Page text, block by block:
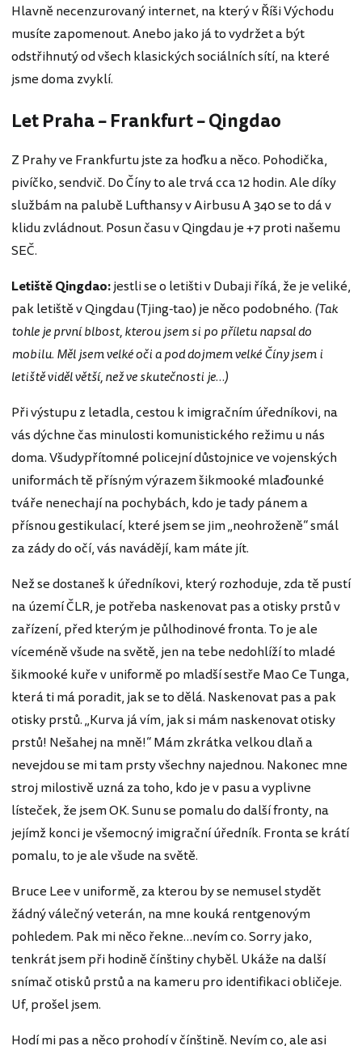
Hlavně necenzurovaný internet, na který v Říši Východu
musíte zapomenout. Anebo jako já to vydržet a být
odstřihnutý od všech klasických sociálních sítí, na které
jsme doma zvyklí.
Let Praha – Frankfurt – Qingdao
Z Prahy ve Frankfurtu jste za hoďku a něco. Pohodička,
pivíčko, sendvič. Do Číny to ale trvá cca 12 hodin. Ale díky
službám na palubě Lufthansy v Airbusu A 340 se to dá v
klidu zvládnout. Posun času v Qingdau je +7 proti našemu
SEČ.
Letiště Qingdao:jestli se o letišti v Dubaji říká, že je veliké,
pak letiště v Qingdau (Tjing-tao) je něco podobného. (Tak
tohle je první blbost, kterou jsem si po příletu napsal do
mobilu. Měl jsem velké oči a pod dojmem velké Číny jsem i
letiště viděl větší, než ve skutečnosti je…)
Při výstupu z letadla, cestou k imigračním úředníkovi, na
vás dýchne čas minulosti komunistického režimu u nás
doma. Všudypřítomné policejní důstojnice ve vojenských
uniformách tě přísným výrazem šikmooké mlaďounké
tváře nenechají na pochybách, kdo je tady pánem a
přísnou gestikulací, které jsem se jim „neohroženě“ smál
za zády do očí, vás navádějí, kam máte jít.
Než se dostaneš k úředníkovi, který rozhoduje, zda tě pustí
na území ČLR, je potřeba naskenovat pas a otisky prstů v
zařízení, před kterým je půlhodinové fronta. To je ale
víceméně všude na světě, jen na tebe nedohlíží to mladé
šikmooké kuře v uniformě po mladší sestře Mao Ce Tunga,
která ti má poradit, jak se to dělá. Naskenovat pas a pak
otisky prstů. „Kurva já vím, jak si mám naskenovat otisky
prstů! Nešahej na mně!“ Mám zkrátka velkou dlaň a
nevejdou se mi tam prsty všechny najednou. Nakonec mne
stroj milostivě uzná za toho, kdo je v pasu a vyplivne
lísteček, že jsem OK. Sunu se pomalu do další fronty, na
jejímž konci je všemocný imigrační úředník. Fronta se krátí
pomalu, to je ale všude na světě.
Bruce Lee v uniformě, za kterou by se nemusel stydět
žádný válečný veterán, na mne kouká rentgenovým
pohledem. Pak mi něco řekne…nevím co. Sorry jako,
tenkrát jsem při hodině čínštiny chyběl. Ukáže na další
snímač otisků prstů a na kameru pro identifikaci obličeje.
Uf, prošel jsem.
Hodí mi pas a něco prohodí v čínštině. Nevím co, ale asi